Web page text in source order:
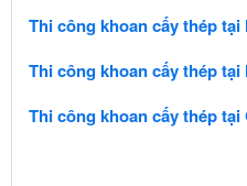
Thi công khoan cấy thép tại
Thi công khoan cấy thép tại
Thi công khoan cấy thép tại